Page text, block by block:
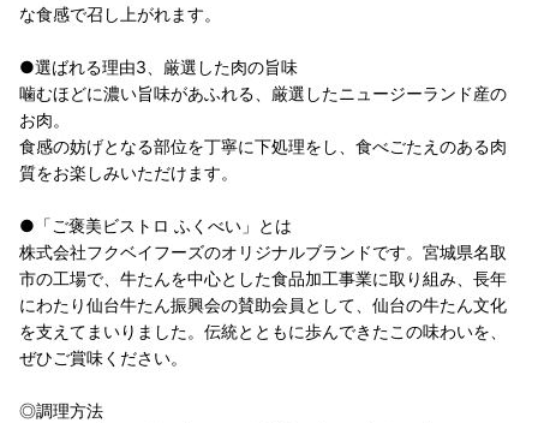
な食感で召し上がれます。
●選ばれる理由3、厳選した肉の旨味
噛むほどに濃い旨味があふれる、厳選したニュージーランド産の
お肉。
食感の妨げとなる部位を丁寧に下処理をし、食べごたえのある肉
質をお楽しみいただけます。
●「ご褒美ビストロ ふくべい」とは
株式会社フクベイフーズのオリジナルブランドです。宮城県名取
市の工場で、牛たんを中心とした食品加工事業に取り組み、長年
にわたり仙台牛たん振興会の賛助会員として、仙台の牛たん文化
を支えてまいりました。伝統とともに歩んできたこの味わいを、
ぜひご賞味ください。
◎調理方法